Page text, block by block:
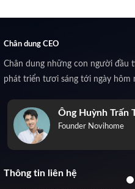
Chân dung CEO
Chân dung những con người đầu
phát triển tươi sáng tới ngày hôm
Ông Huỳnh Trấn
Founder Novihome
Thông tin liên hệ